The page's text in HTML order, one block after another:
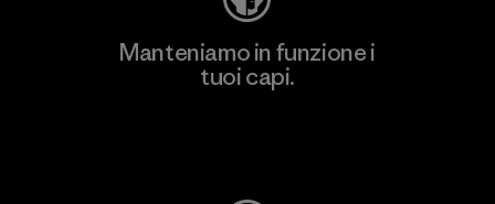
Manteniamo in funzione i
tuoi capi.